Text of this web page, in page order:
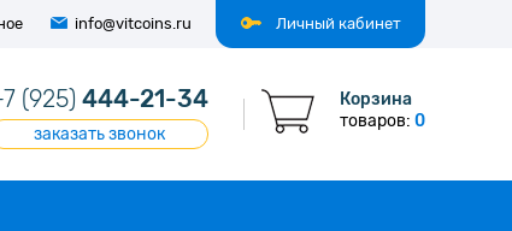
Личный кабинет
info@vitcoins.ru
(925) 444-21-34
заказать звонок
Корзина
товаров: 0